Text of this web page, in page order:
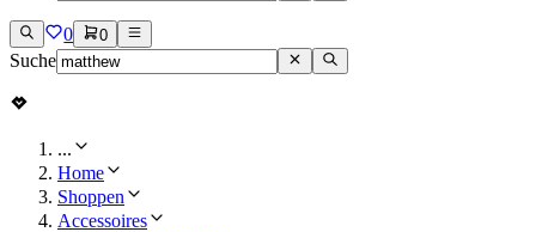
0 0
Suche
...
Home
Shoppen
Accessoires